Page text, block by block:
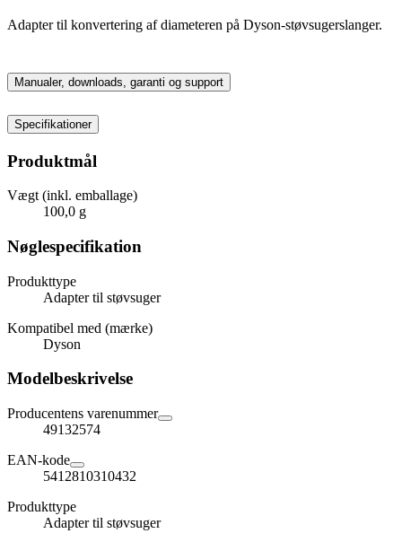
Adapter til konvertering af diameteren på Dyson-støvsugerslanger.
Manualer, downloads, garanti og support
Specifikationer
Produktmål
Vægt (inkl. emballage)
100,0 g
Nøglespecifikation
Produkttype
Adapter til støvsuger
Kompatibel med (mærke)
Dyson
Modelbeskrivelse
Producentens varenummer
49132574
EAN-kode
5412810310432
Produkttype
Adapter til støvsuger